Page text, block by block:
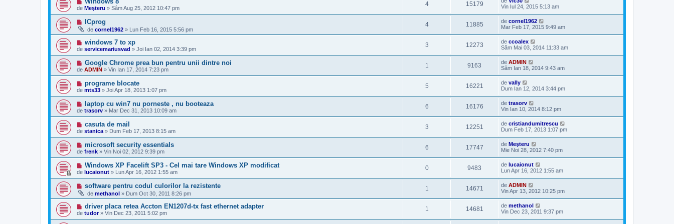
de Meşteru » Sâm Aug 25, 2012 10:47 pm
4 15179
Vin Iul 24, 2015 5:13 am
ICprog
de cornel1962 » Lun Feb 16, 2015 5:56 pm
4 11885 de cornel1962
Mar Feb 17, 2015 9:49 am
windows 7 to xp
de servicemariusvad » Joi Ian 02, 2014 3:39 pm
3 12273 de ccoalex
Sâm Mai 03, 2014 11:33 am
Google Chrome prea bun pentru unii dintre noi
de ADMIN » Vin Ian 17, 2014 7:23 pm
1 9163 de ADMIN
Sâm Ian 18, 2014 9:43 am
programe blocate
de mts33 » Joi Apr 18, 2013 1:07 pm
5 16221 de vally
Dum Ian 12, 2014 3:44 pm
laptop cu win7 nu porneste , nu booteaza
de trasorv » Mar Dec 31, 2013 10:09 am
6 16176 de trasorv
Vin Ian 10, 2014 8:12 pm
casuta de mail
de stanica » Dum Feb 17, 2013 8:15 am
3 12251 de cristiandumitrescu
Dum Feb 17, 2013 1:07 pm
microsoft security essentials
de frenk » Vin Noi 02, 2012 9:39 pm
6 17747 de Meşteru
Mie Noi 28, 2012 7:40 pm
Windows XP Facelift SP3 - Cel mai tare Windows XP modificat
de lucaionut » Lun Apr 16, 2012 1:55 am
0 9483 de lucaionut
Lun Apr 16, 2012 1:55 am
software pentru codul culorilor la rezistente
de methanol » Dum Oct 30, 2011 8:26 pm
1 14671 de ADMIN
Vin Apr 13, 2012 10:25 pm
driver placa retea Accton EN1207d-tx fast ethernet adapter
de tudor» Vin Dec 23, 2011 5:02 pm
1 14681 de methanol
Vin Dec 23, 2011 9:37 pm